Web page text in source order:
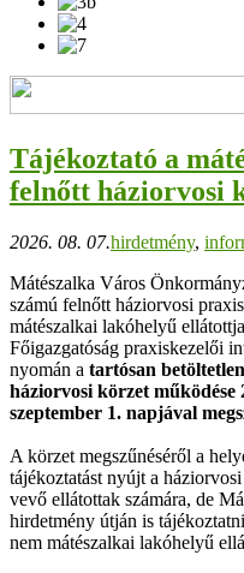
Tájékoztató a
felnőtt háziorvosi
2026. 08. 07.hirdetmény,
Mátészalka Város
számú felnőtt háziorvosi
mátészalkai lakóhelyű
Főigazgatóság praxiskezelői
nyomán a tartósan
háziorvosi körzet működése
szeptember 1. napjával
A körzet megszűnéséről a
tájékoztatást nyújt a
vevő ellátottak számára, de
hirdetmény útján is
nem mátészalkai lakóhelyű